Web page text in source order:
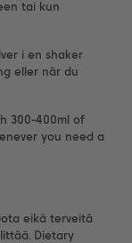
tai kun
i en shaker
eller när du
300-400ml of
you need a
eikä terveitä
Dietary